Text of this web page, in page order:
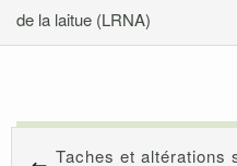
de la laitue (LRNA)
Taches et altérations